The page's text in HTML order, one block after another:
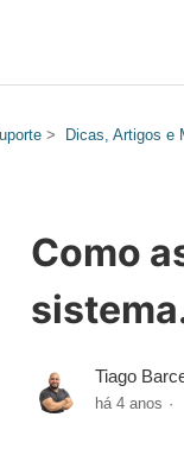
Dicas, Artigos e
Como
Tiago
há 4 anos